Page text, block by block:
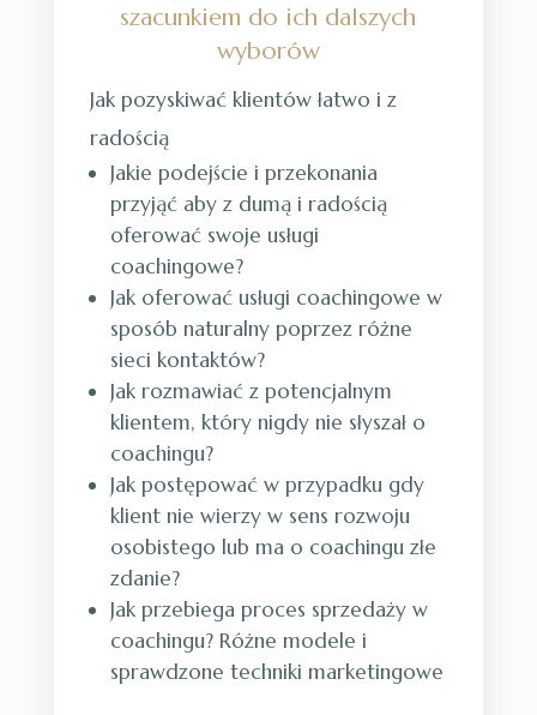
szacunkiem do ich dalszych
wyborów
Jak pozyskiwać klientów łatwo i z
radością
Jakie podejście i przekonania
przyjąć aby z dumą i radością
oferować swoje usługi
coachingowe?
Jak oferować usługi coachingowe w
sposób naturalny poprzez różne
sieci kontaktów?
Jak rozmawiać z potencjalnym
klientem, który nigdy nie słyszał o
coachingu?
Jak postępować w przypadku gdy
klient nie wierzy w sens rozwoju
osobistego lub ma o coachingu złe
zdanie?
Jak przebiega proces sprzedaży w
coachingu? Różne modele i
sprawdzone techniki marketingowe